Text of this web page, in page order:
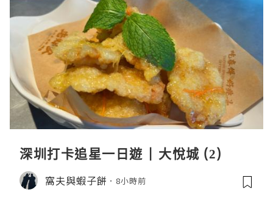
深圳打卡追星一日遊 | 大悅城 (2)
窩夫與蝦子餅 8小時前